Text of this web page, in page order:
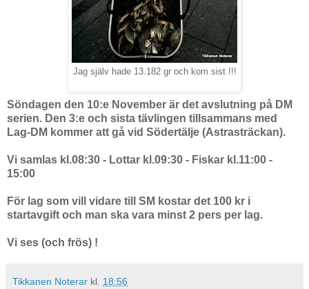
Jag själv hade 13.182 gr och kom sist !!!
Söndagen den 10:e November är det avslutning på DM
serien. Den 3:e och sista tävlingen tillsammans med
Lag-DM kommer att gå vid Södertälje (Astrasträckan).
Vi samlas kl.08:30 - Lottar kl.09:30 - Fiskar kl.11:00 -
15:00
För lag som vill vidare till SM kostar det 100 kr i
startavgift och man ska vara minst 2 pers per lag.
Vi ses (och frös) !
Tikkanen Noterar kl. 18:56